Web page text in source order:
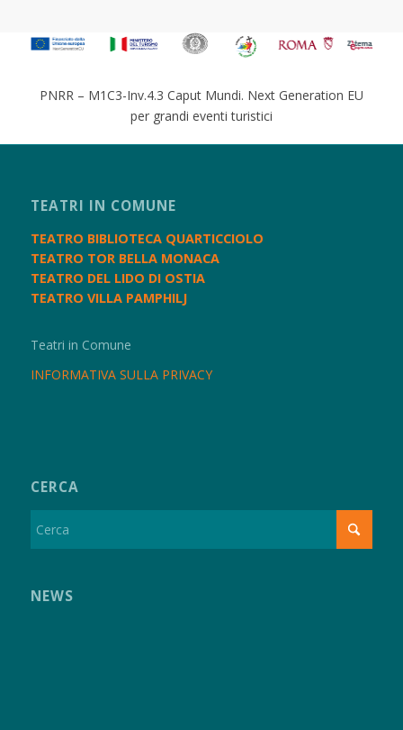
PNRR – M1C3-Inv.4.3 Caput Mundi. Next Generation EU
per grandi eventi turistici
TEATRI IN COMUNE
TEATRO BIBLIOTECA QUARTICCIOLO
TEATRO TOR BELLA MONACA
TEATRO DEL LIDO DI OSTIA
TEATRO VILLA PAMPHILJ
Teatri in Comune
INFORMATIVA SULLA PRIVACY
CERCA
NEWS